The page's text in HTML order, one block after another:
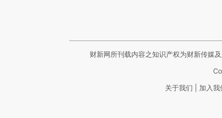
财新网所刊载内容之知识产权为财新传媒
关于我们 加入我